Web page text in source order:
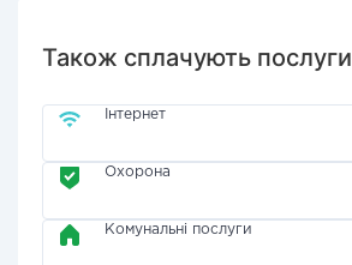
Також сплачують послуги
Інтернет
Охорона
Комунальні послуги